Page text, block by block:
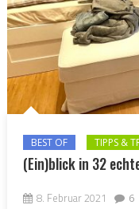
BEST OF TIPPS &
(Ein)blick in 32
8. Februar 2021 6